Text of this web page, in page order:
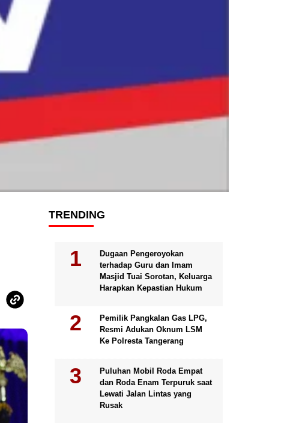
TRENDING
Dugaan Pengeroyokan
terhadap Guru dan Imam
Masjid Tuai Sorotan, Keluarga
Harapkan Kepastian Hukum
Pemilik Pangkalan Gas LPG,
Resmi Adukan Oknum LSM
Ke Polresta Tangerang
Puluhan Mobil Roda Empat
dan Roda Enam Terpuruk saat
Lewati Jalan Lintas yang
Rusak